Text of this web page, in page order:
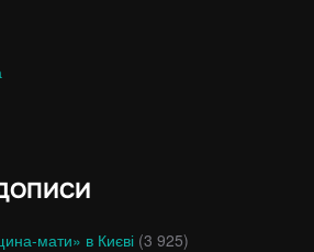
мати» в Києві (3 925)